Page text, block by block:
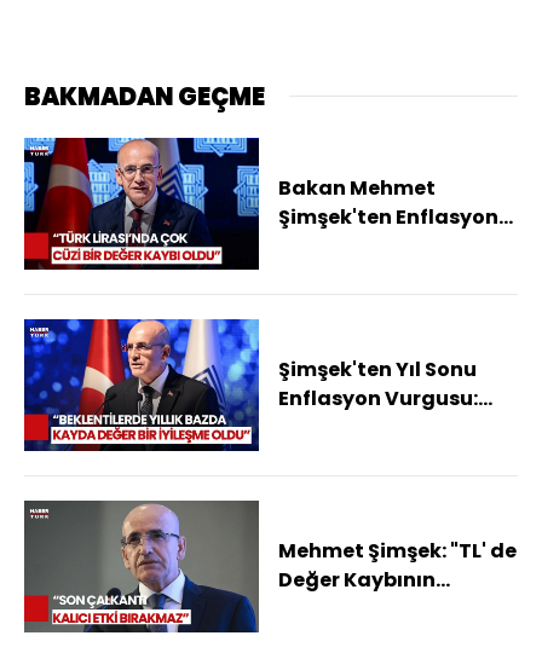
BAKMADAN GEÇME
Bakan Mehmet
Şimşek'ten Enflasyon
Yapıyoruz"
Şimşek'ten Yıl Sonu
Enflasyon Vurgusu:
Aralığında
Mehmet Şimşek: "TL' de
Değer Kaybının